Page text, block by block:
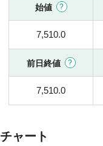
始値
7,510.0
前日終値
7,510.0
チャート